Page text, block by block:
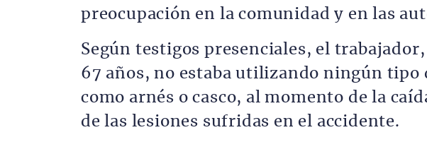
preocupación en la comunidad y en las
Según testigos presenciales, el
67 años, no estaba utilizando ningún tipo
como arnés o casco, al momento de la
de las lesiones sufridas en el accidente.